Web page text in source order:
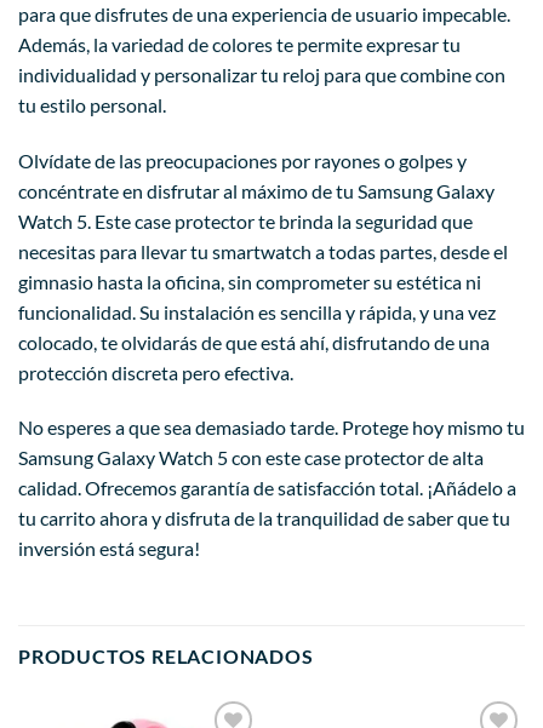
para que disfrutes de una experiencia de usuario impecable.
Además, la variedad de colores te permite expresar tu
individualidad y personalizar tu reloj para que combine con
tu estilo personal.
Olvídate de las preocupaciones por rayones o golpes y
concéntrate en disfrutar al máximo de tu Samsung Galaxy
Watch 5. Este case protector te brinda la seguridad que
necesitas para llevar tu smartwatch a todas partes, desde el
gimnasio hasta la oficina, sin comprometer su estética ni
funcionalidad. Su instalación es sencilla y rápida, y una vez
colocado, te olvidarás de que está ahí, disfrutando de una
protección discreta pero efectiva.
No esperes a que sea demasiado tarde. Protege hoy mismo tu
Samsung Galaxy Watch 5 con este case protector de alta
calidad. Ofrecemos garantía de satisfacción total. ¡Añádelo a
tu carrito ahora y disfruta de la tranquilidad de saber que tu
inversión está segura!
PRODUCTOS RELACIONADOS